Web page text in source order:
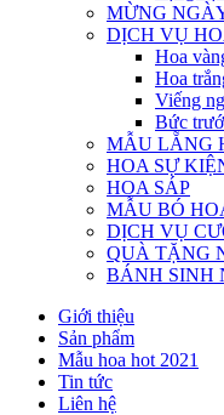
MỪNG
DỊCH VỤ
Hoa
Hoa
Viếng
Bức
MẪU LẴNG
HOA SỰ
HOA SÁP
MẪU BÓ
DỊCH VỤ
QUÀ TẶNG
BÁNH SINH
Giới thiệu
Sản phẩm
Mẫu hoa hot 2021
Tin tức
Liên hệ